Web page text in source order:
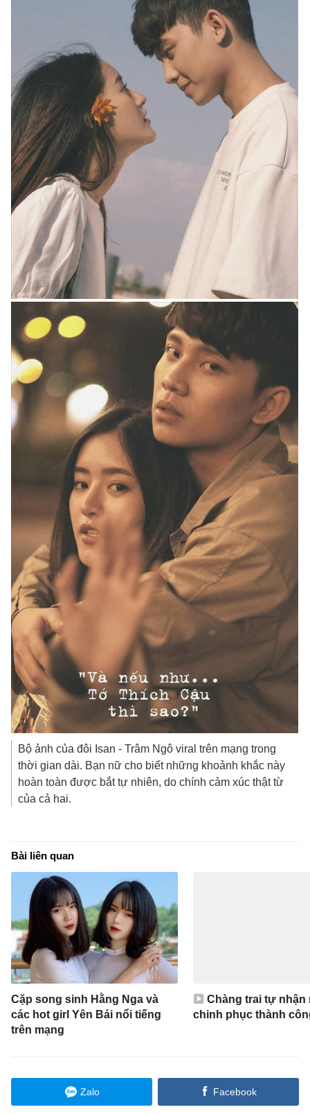
Bộ ảnh của đôi Isan - Trâm Ngô viral trên mạng trong
thời gian dài. Bạn nữ cho biết những khoảnh khắc này
hoàn toàn được bắt tự nhiên, do chính cảm xúc thật từ
của cả hai.
Bài liên quan
Cặp song sinh Hằng Nga và
các hot girl Yên Bái nổi tiếng
trên mạng
Chàng trai tự nhận
chinh phục thành
Zalo Facebook